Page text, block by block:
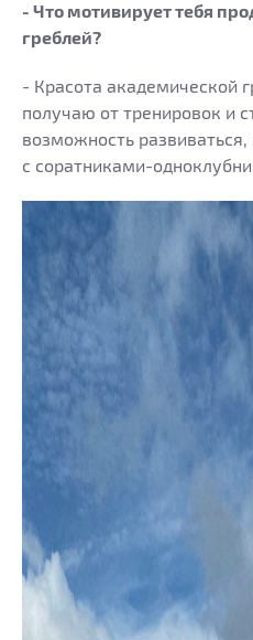
- Что мотивирует тебя
греблей?
- Красота академической
получаю от тренировок и
возможность
с соратниками-